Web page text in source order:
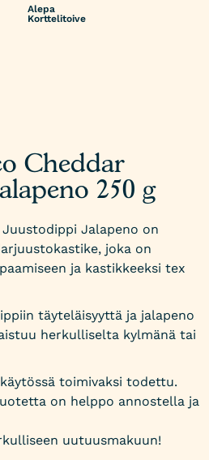
Alepa
Korttelitoive
Cheddar
250 g
Juustodippi Jalapeno on
joka on
ja kastikkeeksi tex
täyteläisyyttä ja jalapeno
herkulliselta kylmänä tai
toimivaksi todettu.
on helppo annostella ja
uutuusmakuun!